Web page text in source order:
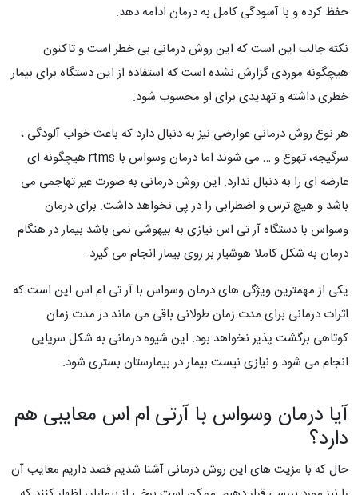
حفظ کرده و با آسودگی کامل به درمان ادامه دهد.
نکته جالب این است که این روش درمانی بی خطر است و تاکنون
هیچگونه موردی گزارش نشده است که استفاده از این دستگاه برای بیمار
خطری داشته و تهدیدی برای او محسوب شود.
هر نوع روش درمانی عوارضی نیز به دنبال دارد که باعث خواب آلودگی ،
سرگیجه، تهوع و … می شوند اما درمان وسواس با rtms هیچگونه ای
عارضه ای را به دنبال ندارد. این روش درمانی به صورت غیر تهاجمی می
باشد و هیچ ترس و اضطرابی را در پی نخواهد داشت. برای درمان
وسواس با دستگاه آر تی اس نیازی به بیهوشی نمی باشد بیمار در هنگام
درمان به شکل کاملا هوشیار بر روی بیمار انجام می گیرد.
یکی از مهمترین ویژگی های درمان وسواس با آر تی ام اس این است که
اثرات درمانی برای مدت زمان طولانی باقی می ماند در مدت زمان
کوتاهی برگشت پذیر نخواهد بود. این شیوه درمانی به شکل سرپایی
انجام می شود و نیازی نیست بیمار در بیمارستان بستری شود.
آیا درمان وسواس با آرتی ام اس معایبی هم
دارد؟
حال که با مزیت های این روش درمانی آشنا شدیم قصد داریم معایب آن